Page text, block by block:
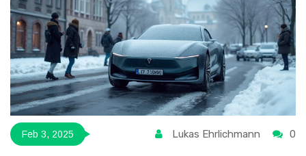
Feb 3, 2025 Lukas Ehrlichmann 0